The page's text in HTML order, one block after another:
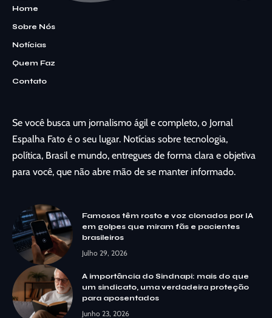
Home
Sobre Nós
Notícias
Quem Faz
Contato
Se você busca um jornalismo ágil e completo, o Jornal
Espalha Fato é o seu lugar. Notícias sobre tecnologia,
política, Brasil e mundo, entregues de forma clara e objetiva
para você, que não abre mão de se manter informado.
Famosos têm rosto e voz clonados por IA
em golpes que miram fãs e pacientes
brasileiros
Julho 29, 2026
A importância do Sindnapi: mais do que
um sindicato, uma verdadeira proteção
para aposentados
Junho 23, 2026